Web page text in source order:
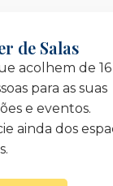
de Salas
acolhem de 16
para as suas
e eventos.
ainda dos